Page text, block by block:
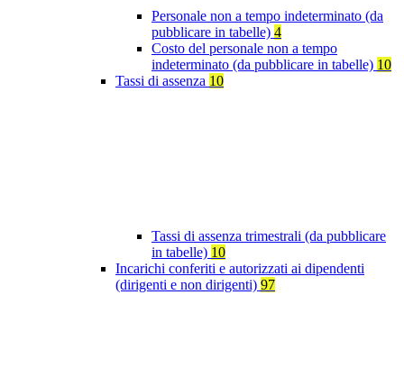
Personale non a tempo indeterminato (da
pubblicare in tabelle) 4
Costo del personale non a tempo
indeterminato (da pubblicare in tabelle) 10
Tassi di assenza 10
Tassi di assenza trimestrali (da pubblicare
in tabelle) 10
Incarichi conferiti e autorizzati ai dipendenti
(dirigenti e non dirigenti) 97